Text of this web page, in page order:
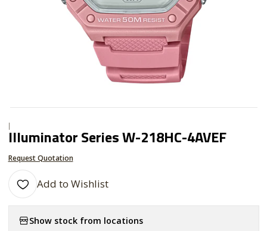
|
Illuminator Series W-218HC-4AVEF
Request Quotation
Add to Wishlist
Show stock from locations